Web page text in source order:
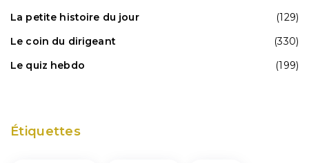
La petite histoire du jour
(129)
Le coin du dirigeant
(330)
Le quiz hebdo
(199)
Étiquettes